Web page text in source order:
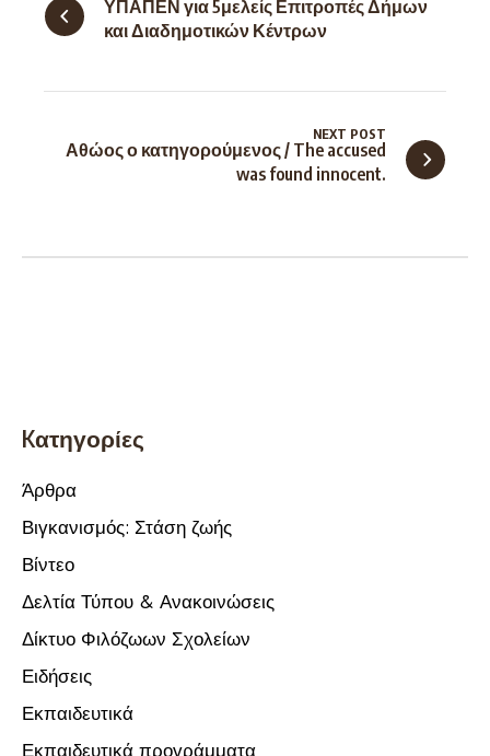
ΥΠΑΠΕΝ για 5μελείς Επιτροπές Δήμων
και Διαδημοτικών Κέντρων
Αθώος ο κατηγορούμενος / The accused
was found innocent.
NEXT POST
Kατηγορίες
Άρθρα
Βιγκανισμός: Στάση ζωής
Βίντεο
Δελτία Τύπου & Ανακοινώσεις
Δίκτυο Φιλόζωων Σχολείων
Ειδήσεις
Εκπαιδευτικά
Εκπαιδευτικά προγράμματα